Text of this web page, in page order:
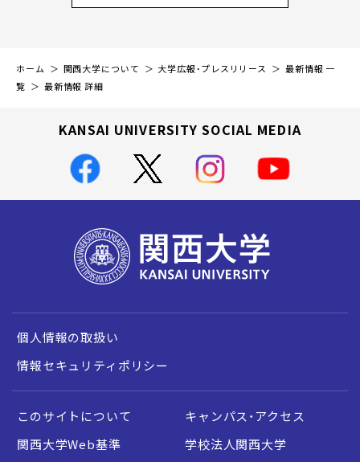
ホーム 関西大学について 大学広報・プレスリリース
最新情報 一
覧
最新情報 詳細
KANSAI UNIVERSITY SOCIAL MEDIA
個人情報の取扱い
情報セキュリティポリシー
このサイトについて
キャンパス・アクセス
関西大学Web基準
学校法人関西大学